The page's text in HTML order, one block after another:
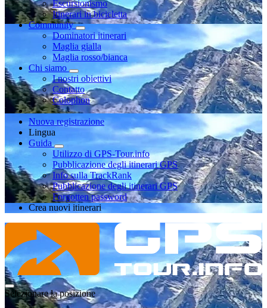
Escursionismo
Itinerari in bicicletta
Community
Dominatori itinerari
Maglia gialla
Maglia rosso/bianca
Chi siamo
I nostri obiettivi
Contatto
Colophon
Nuova registrazione
Lingua
Guida
Utilizzo di GPS-Tour.info
Pubblicazione degli itinerari GPS
Info sulla TrackRank
Pubblicazione degli itinerari GPS
Forgotten password
Crea nuovi itinerari
Selezionare la posizione